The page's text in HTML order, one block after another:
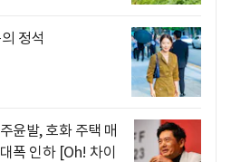
정석
윤발, 호화 주택 매
폭 인하 [Oh! 차이